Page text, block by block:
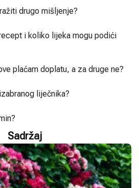
drugo mišljenje?
i koliko lijeka mogu podići
plaćam doplatu, a za druge ne?
liječnika?
Sadržaj